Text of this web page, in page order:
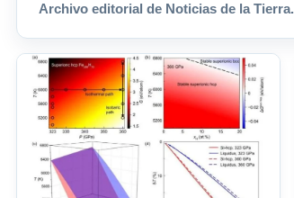
Archivo editorial de Noticias de la Tierra.